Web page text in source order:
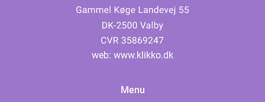
web: www.klikko.dk
Menu